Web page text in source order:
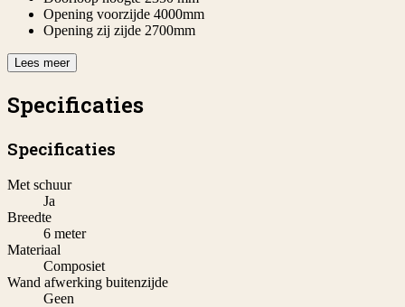
Opening voorzijde 4000mm
Opening zij zijde 2700mm
Lees meer
Specificaties
Specificaties
Met schuur
Ja
Breedte
6 meter
Materiaal
Composiet
Wand afwerking buitenzijde
Geen